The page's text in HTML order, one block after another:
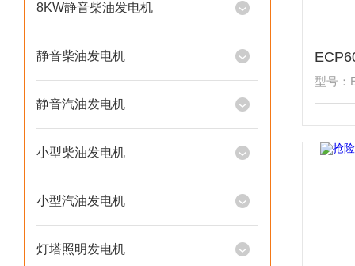
8KW静音柴油发电机
静音柴油发电机
静音汽油发电机
小型柴油发电机
小型汽油发电机
灯塔照明发电机
型号：